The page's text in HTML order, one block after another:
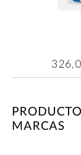
MARCAS